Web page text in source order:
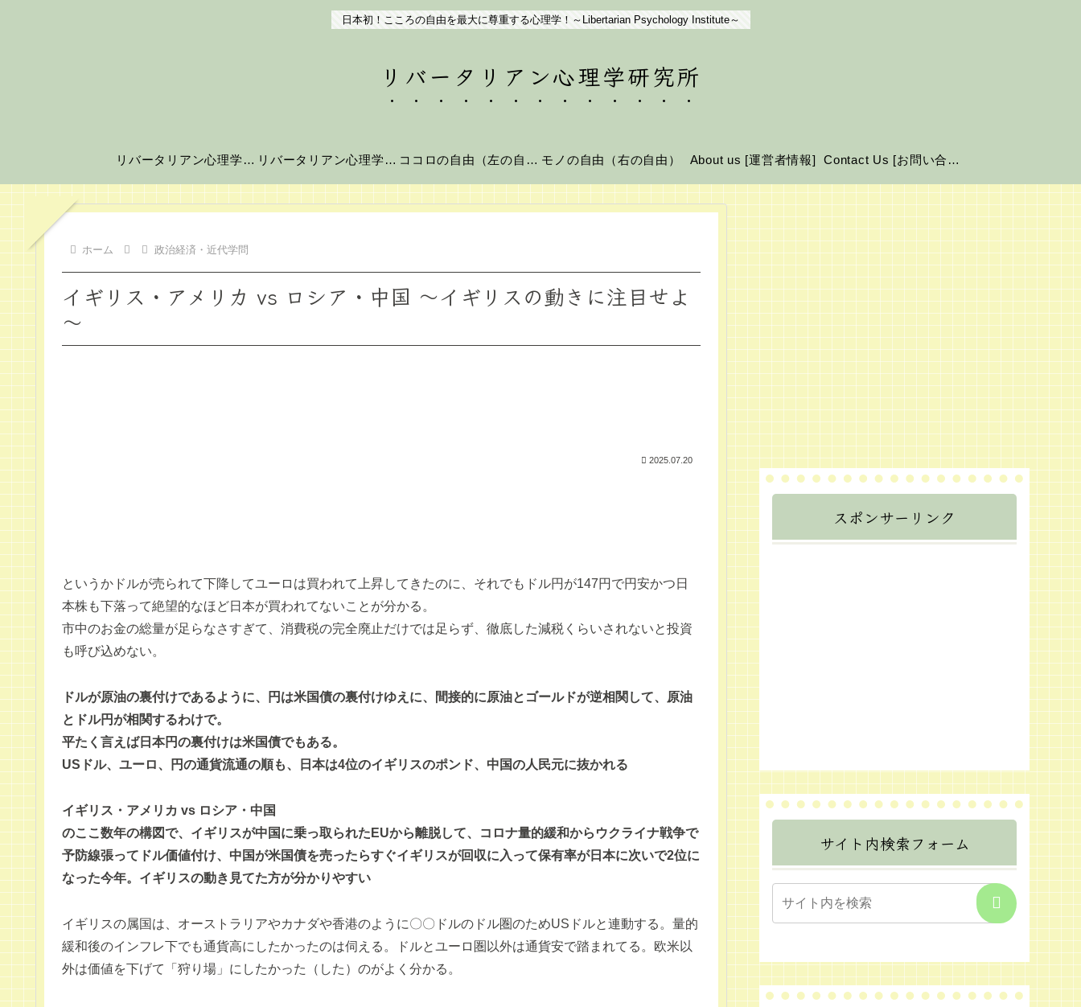
日本初！こころの自由を最大に尊重する心理学！～Libertarian Psychology Institute～
リバータリアン心理学研究所
リバータリアン心理学の世界へようこそ！ リバータリアン心理学とは？ ココロの自由（左の自由） モノの自由（右の自由） About us [運営者情報] Contact Us [お問い合わせ]
ホーム 政治経済・近代学問
イギリス・アメリカ vs ロシア・中国 ～イギリスの動きに注目せよ
～
2025.07.20
というかドルが売られて下降してユーロは買われて上昇してきたのに、それでもドル円が147円で円安かつ日
本株も下落って絶望的なほど日本が買われてないことが分かる。
市中のお金の総量が足らなさすぎて、消費税の完全廃止だけでは足らず、徹底した減税くらいされないと投資
も呼び込めない。
ドルが原油の裏付けであるように、円は米国債の裏付けゆえに、間接的に原油とゴールドが逆相関して、原油
とドル円が相関するわけで。
平たく言えば日本円の裏付けは米国債でもある。
USドル、ユーロ、円の通貨流通の順も、日本は4位のイギリスのポンド、中国の人民元に抜かれる
イギリス・アメリカ vs ロシア・中国
のここ数年の構図で、イギリスが中国に乗っ取られたEUから離脱して、コロナ量的緩和からウクライナ戦争で
予防線張ってドル価値付け、中国が米国債を売ったらすぐイギリスが回収に入って保有率が日本に次いで2位に
なった今年。イギリスの動き見てた方が分かりやすい
イギリスの属国は、オーストラリアやカナダや香港のように〇〇ドルのドル圏のためUSドルと連動する。量的
緩和後のインフレ下でも通貨高にしたかったのは伺える。ドルとユーロ圏以外は通貨安で踏まれてる。欧米以
外は価値を下げて「狩り場」にしたかった（した）のがよく分かる。
スポンサーリンク
サイト内検索フォーム